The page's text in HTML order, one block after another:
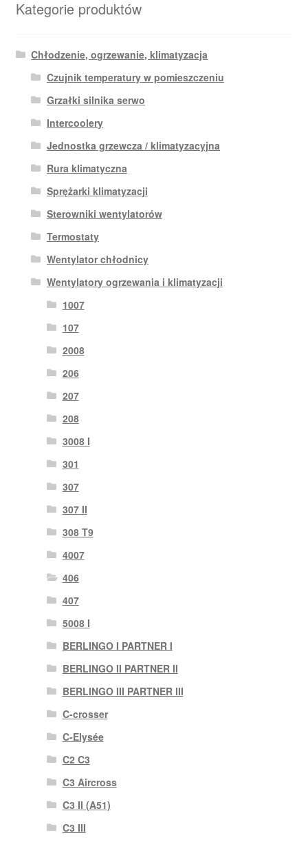
Kategorie produktów
Chłodzenie, ogrzewanie, klimatyzacja
Czujnik temperatury w pomieszczeniu
Grzałki silnika serwo
Intercoolery
Jednostka grzewcza / klimatyzacyjna
Rura klimatyczna
Sprężarki klimatyzacji
Sterowniki wentylatorów
Termostaty
Wentylator chłodnicy
Wentylatory ogrzewania i klimatyzacji
1007
107
2008
206
207
208
3008 I
301
307
307 II
308 T9
4007
406
407
5008 I
BERLINGO I PARTNER I
BERLINGO II PARTNER II
BERLINGO III PARTNER III
C-crosser
C-Elysée
C2 C3
C3 Aircross
C3 II (A51)
C3 III